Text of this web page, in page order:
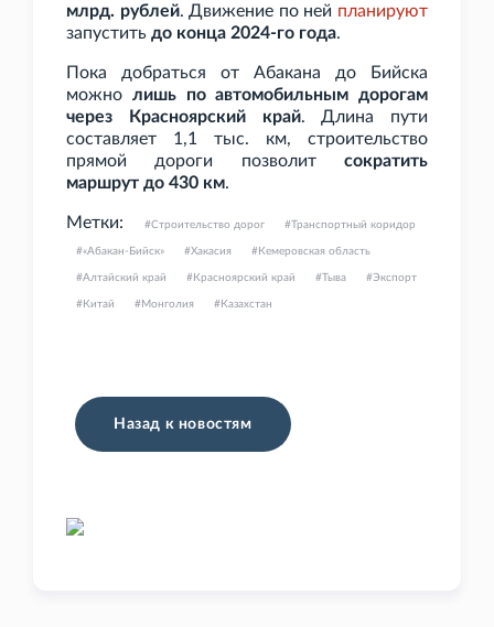
млрд. рублей. Движение по ней планируют
запустить до конца 2024-го года.
Пока добраться от Абакана до Бийска
можно лишь по автомобильным дорогам
через Красноярский край. Длина пути
составляет 1,1 тыс. км, строительство
прямой дороги позволит сократить
маршрут до 430 км.
Метки: Строительство дорог Транспортный коридор
«Абакан-Бийск» Хакасия Кемеровская область
Алтайский край Красноярский край Тыва Экспорт
Китай Монголия Казахстан
Назад к новостям